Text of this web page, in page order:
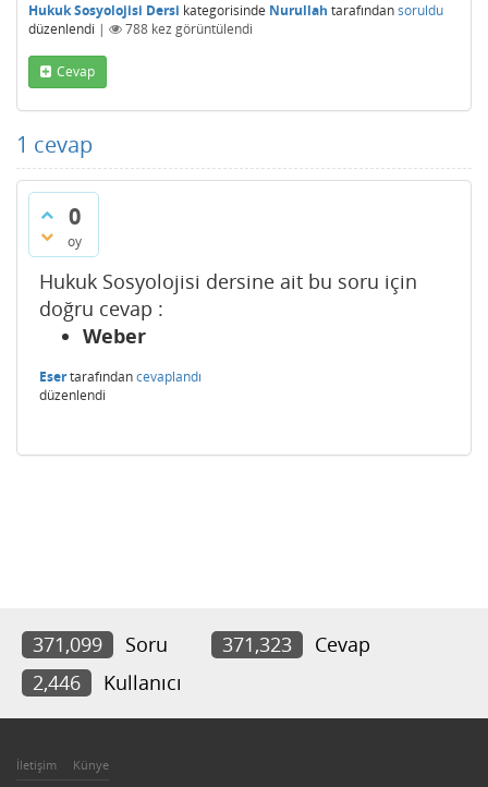
Hukuk Sosyolojisi Dersi kategorisinde Nurullah tarafındansoruldu
düzenlendi | 788 kez görüntülendi
Cevap
1 cevap
0
oy
Hukuk Sosyolojisi dersine ait bu soru için
doğru cevap :
Weber
Esertarafındancevaplandı
düzenlendi
371,099 Soru 371,323
Cevap
2,446
Kullanıcı
İletişim Künye